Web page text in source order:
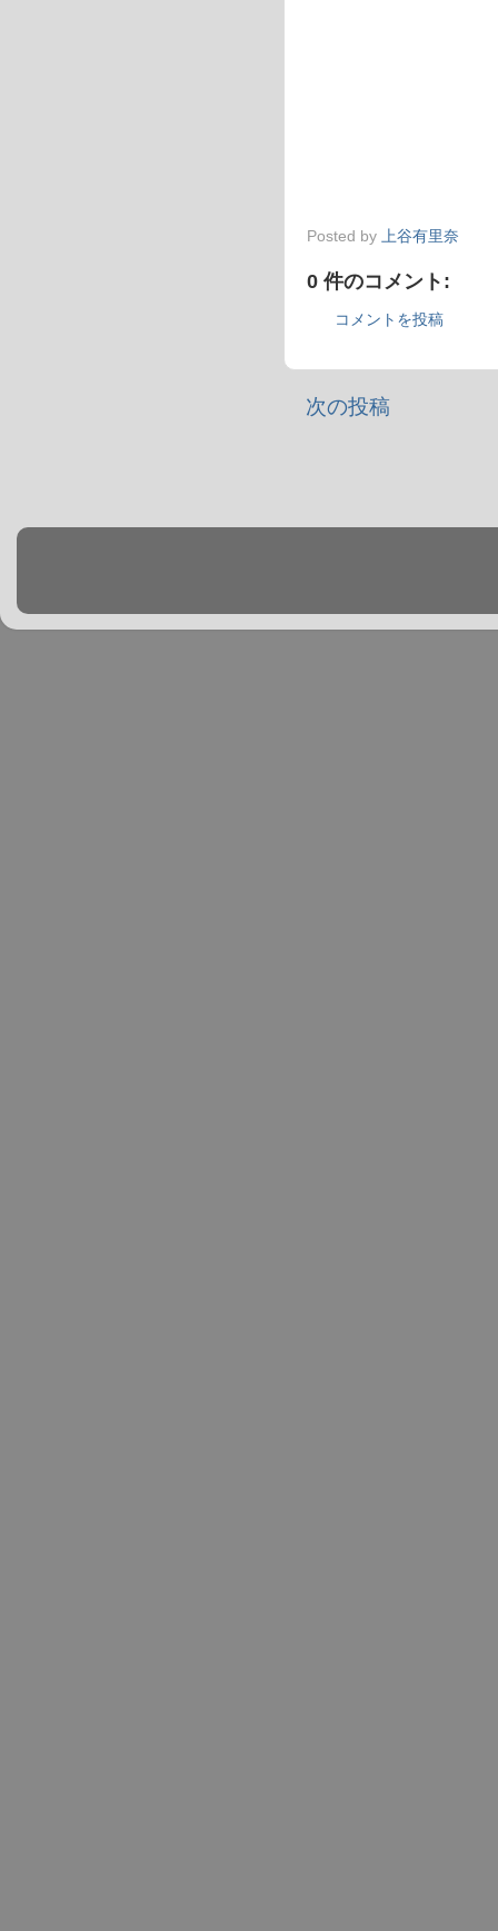
Posted by 上谷有里奈
0 件のコメント:
コメントを投稿
次の投稿